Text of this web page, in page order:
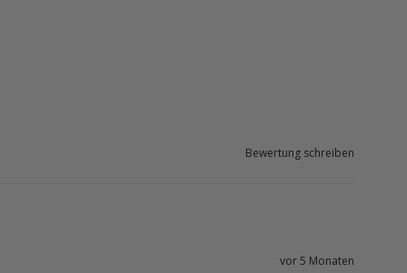
Bewertung schreiben
vor 5 Monaten